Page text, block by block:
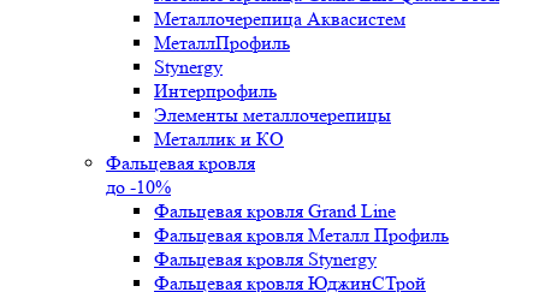
Металлочерепица Аквасистем
МеталлПрофиль
Stynergy
Интерпрофиль
Элементы металлочерепицы
Металлик и КО
Фальцевая кровля
до -10%
Фальцевая кровля Grand Line
Фальцевая кровля Металл Профиль
Фальцевая кровля Stynergy
Фальцевая кровля ЮджинСТрой